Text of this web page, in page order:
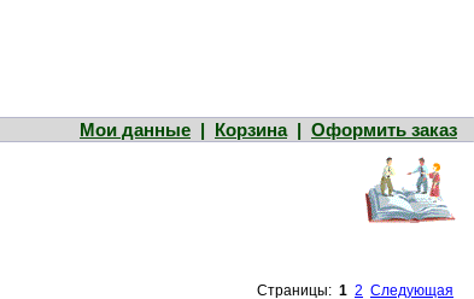
Мои данные | Корзина| Оформить заказ
Страницы: 1 2 Следующая